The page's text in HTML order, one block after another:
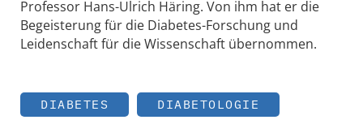
Professor Hans-Ulrich Häring. Von ihm hat er die
Begeisterung für die Diabetes-Forschung und
Leidenschaft für die Wissenschaft übernommen.
DIABETES DIABETOLOGIE